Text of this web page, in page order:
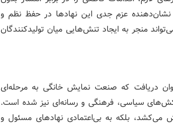
نشان‌دهنده عزم جدی این نهادها در حفظ نظم و
منجر به ایجاد تنش‌هایی میان تولیدکنندگان
دریافت که صنعت نمایش خانگی به مرحله‌ای
سیاسی، فرهنگی و رسانه‌ای نیز شده است.
می‌کشد، بلکه به بی‌اعتمادی نهادهای مسئول و